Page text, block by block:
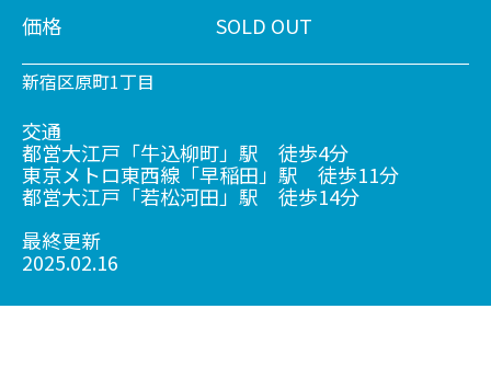
価格 SOLD OUT
新宿区原町1丁目
交通
都営大江戸「牛込柳町」駅 徒歩4分
東京メトロ東西線「早稲田」駅 徒歩11分
都営大江戸「若松河田」駅 徒歩14分
最終更新
2025.02.16